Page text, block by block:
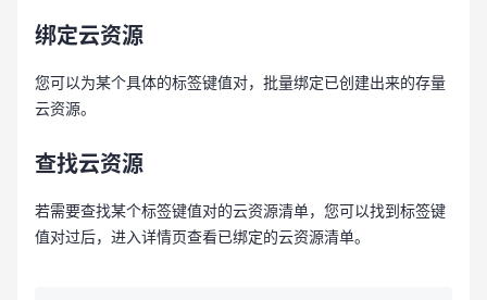
绑定云资源
您可以为某个具体的标签键值对，批量绑定已创建出来的存量
云资源。
查找云资源
若需要查找某个标签键值对的云资源清单，您可以找到标签键
值对过后，进入详情页查看已绑定的云资源清单。